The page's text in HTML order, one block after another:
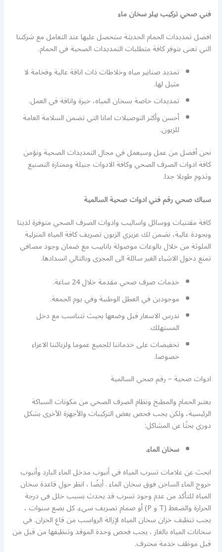
فني صحي تركيب بيلر سخان ماء
افضل تمديدات الحمام الحديثة ستحصل عليها عند التعامل مع شركتنا
التي تعنى بتوفر كافة متطلبات التمديدات الصحية في الحمام.
تمديد صنابير مياه وخلاطات ذات اناقة عالية وفخامة لا
مثيل لها.
تمديدات خاصة بسخان المياه، خبرة واناقة في العمل.
أحسن وأكثر التوصيلات امانا التي تضمن السلامة العامة
للزبون.
نحن أفضل من عمل وسيعمل في مجال التمديدات الصحية ونؤمن
كافة ادوات الصرف الصحي وكافة الادوات جنيلة وممتازة التصنيع
وتدوم طويلا جدا.
سباك صحي رقم فني ادوات صحية السالمية
كافة مقتنيات ووسائل واساليب وادوات الصرف الصحي متوفرة لدينا
وبجودة عالية، نضمن لك عزيزي الزبون تصريف كافة المياه المنزلية
الملوثة من خلال بالوعات موصولة بانابيب مع ضمان وجود مصافي
تمنع دخول الاشياء الغير سائلة الى المجرى وبالتالي انسدادها.
خدمات صرف صحي مقدمة خلال 24 ساعة.
موجودين في العطل الوطنية وفي يوم الجمعة.
ندرس الاسعار قبل وضعها بحيث تتناسب مع دخل
المستهلك.
تخفيضات على خدماتنا للجميع عموما ولزبائننا الاعزاء
خصوصا.
ادوات صحية – رقم صحي السالمية
يعتبر الحمام والمطبخ ونظام الصرف الصحي من مكونات السباكة
الرئيسية، ولكن يجب فحص بعض التركيبات والأجهزة الأخرى بشكل
دوري بحثًا عن المشاكل:
سخان الماء.
ابحث عن علامات تسرب المياه في أنبوب مدخل الماء البارد وأنبوب
خروج الماء الساخن فوق سخان الماء . أيضًا ، انظر حول قاعدة سخان
المياه للتأكد من عدم وجود تسرب قد يحدث بسبب خلل في درجة
الحرارة والضغط (T و P) أو صمام تصريف سيء. كل بضع سنوات ،
يجب تنظيف خزان سخان المياه لإزالة الرواسب من قاع الخزان. في
سخانات المياه بالغاز ، يجب فحص وحدة الموقد وتنظيفها من قبل من
قبل موظف خدمة محترف.